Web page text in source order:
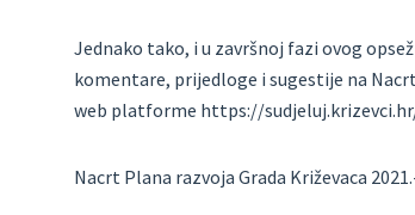
Jednako tako, i u završnoj fazi ovog
komentare, prijedloge i sugestije na
web platforme https://
Nacrt Plana razvoja Grada Križevaca